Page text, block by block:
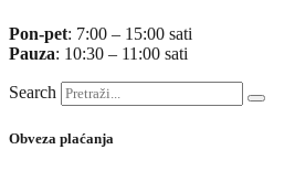
Pon-pet: 7:00 – 15:00 sati
Pauza: 10:30 – 11:00 sati
Search
Obveza plaćanja